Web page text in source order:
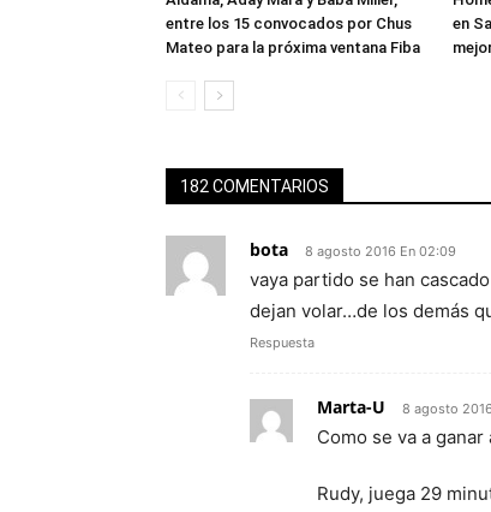
entre los 15 convocados por Chus
Mateo para la próxima ventana Fiba
en
182 COMENTARIOS
bota 8 agosto 2016 En 02:09
vaya partido se han
dejan volar…de los demás
Respuesta
Marta-U 8 agosto
Como se va a ganar
Rudy, juega 29